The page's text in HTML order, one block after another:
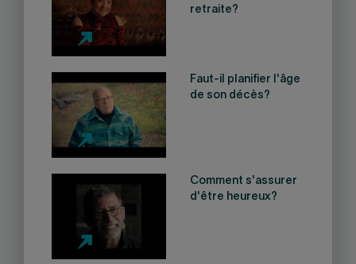
retraite?
Faut-il planifier l'âge
de son décès?
Comment s'assurer
d'être heureux?